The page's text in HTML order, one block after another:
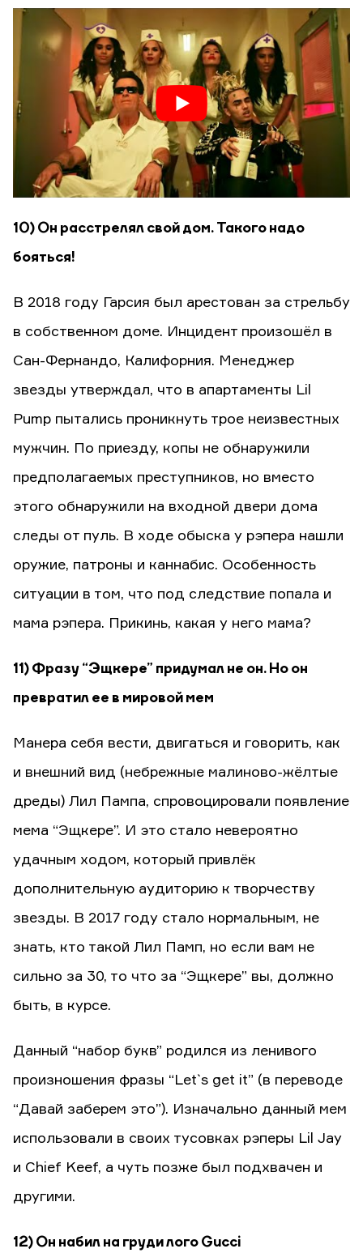
10) Он расстрелял свой дом. Такого надо
бояться!
В 2018 году Гарсия был арестован за стрельбу
в собственном доме. Инцидент произошёл в
Сан-Фернандо, Калифорния. Менеджер
звезды утверждал, что в апартаменты Lil
Pump пытались проникнуть трое неизвестных
мужчин. По приезду, копы не обнаружили
предполагаемых преступников, но вместо
этого обнаружили на входной двери дома
следы от пуль. В ходе обыска у рэпера нашли
оружие, патроны и каннабис. Особенность
ситуации в том, что под следствие попала и
мама рэпера. Прикинь, какая у него мама?
11) Фразу “Эщкере” придумал не он. Но он
превратил ее в мировой мем
Манера себя вести, двигаться и говорить, как
и внешний вид (небрежные малиново-жёлтые
дреды) Лил Пампа, спровоцировали появление
мема “Эщкере”. И это стало невероятно
удачным ходом, который привлёк
дополнительную аудиторию к творчеству
звезды. В 2017 году стало нормальным, не
знать, кто такой Лил Памп, но если вам не
сильно за 30, то что за “Эщкере” вы, должно
быть, в курсе.
Данный “набор букв” родился из ленивого
произношения фразы “Let`s get it” (в переводе
“Давай заберем это”). Изначально данный мем
использовали в своих тусовках рэперы Lil Jay
и Chief Keef, а чуть позже был подхвачен и
другими.
12) Он набил на груди лого Gucci